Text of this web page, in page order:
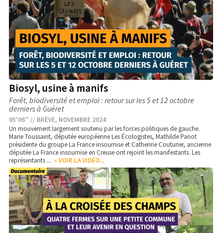
Biosyl, usine à manifs
Forêt, biodiversité et emploi : retour sur les 5 et 12 octobre
derniers à Guéret
05'06'' // BRÈVE, NOVEMBRE 2024
Un mouvement largement soutenu par les forces politiques de gauche.
Marie Toussaint, députée européenne Les Écologistes, Mathilde Panot
présidente du groupe La France insoumise et Catherine Couturier, ancienne
députée La France insoumise en Creuse ont rejoint les manifestants. Les
représentants ... » VOIR LA VIDÉO...